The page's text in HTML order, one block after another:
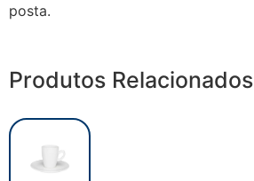
posta.
Produtos Relacionados